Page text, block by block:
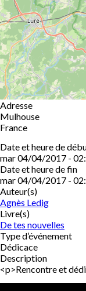
Adresse
Mulhouse
France
Date et heure de
mar 04/04/2017 -
Date et heure de fin
mar 04/04/2017 -
Auteur(s)
Agnès Ledig
Livre(s)
De tes nouvelles
Type d’événement
Dédicace
Description
<p>Rencontre et